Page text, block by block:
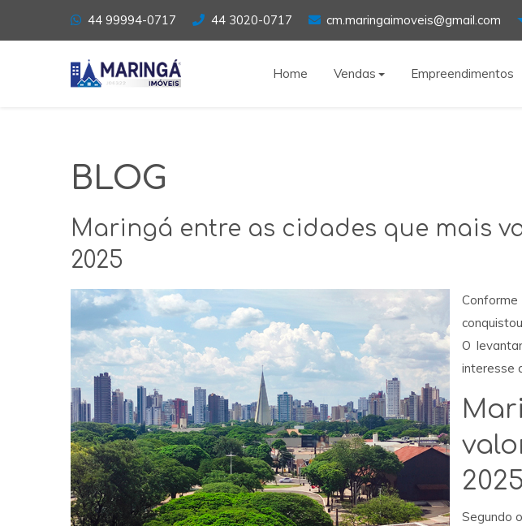
44 99994-0717 44 3020-0717 cm.maringaimoveis@gmail.com
Home Vendas Empreendimentos
BLOG
Maringá entre as cidades que mais
2025
O
interesse
2025
Segundo